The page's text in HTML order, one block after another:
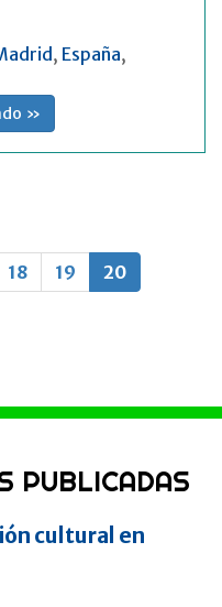
, España,
»
18 19 20
PUBLICADAS
cultural en